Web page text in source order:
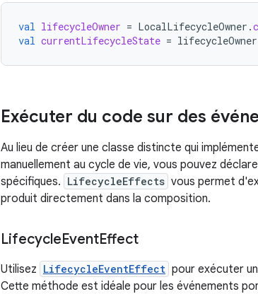
val lifecycleOwner = LocalLifecycleOwner .
val currentLifecycleState = lifecycleOwner
Exécuter du code sur des
Au lieu de créer une classe distincte qui
manuellement au cycle de vie, vous pouvez
spécifiques. LifecycleEffects vous permet
produit directement dans la composition.
LifecycleEventEffect
Utilisez LifecycleEventEffect pour exécuter
Cette méthode est idéale pour les événements